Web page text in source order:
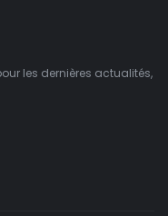
les dernières actualités,